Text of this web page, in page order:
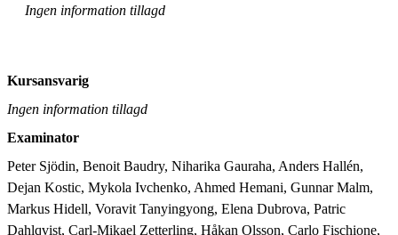
Ingen information tillagd
Kursansvarig
Ingen information tillagd
Examinator
Peter Sjödin, Benoit Baudry, Niharika Gauraha, Anders Hallén,
Dejan Kostic, Mykola Ivchenko, Ahmed Hemani, Gunnar Malm,
Markus Hidell, Voravit Tanyingyong, Elena Dubrova, Patric
Dahlqvist, Carl-Mikael Zetterling, Håkan Olsson, Carlo Fischione,